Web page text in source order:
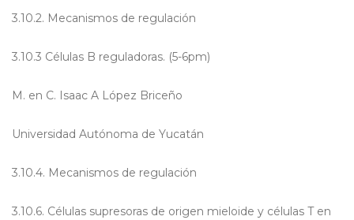
3.10.2. Mecanismos de regulación
3.10.3 Células B reguladoras. (5-6pm)
M. en C. Isaac A López Briceño
Universidad Autónoma de Yucatán
3.10.4. Mecanismos de regulación
3.10.6. Células supresoras de origen mieloide y células T en